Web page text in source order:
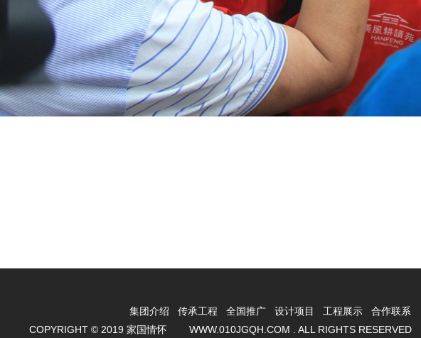
集团介绍 传承工程 全国推广 设计项目 工程展示
合作联系
COPYRIGHT © 2019 家国情怀 WWW.010JGQH.COM . ALL RIGHTS RESERVED